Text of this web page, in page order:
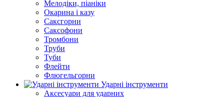
Мелодіки, піаніки
Окарина і казу
Саксгорни
Саксофони
Тромбони
Труби
Туби
Флейти
Флюгельгорни
Ударні інструменти
Аксесуари для ударних